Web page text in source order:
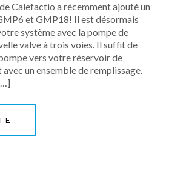
de Calefactio a récemment ajouté un
et GMP18! Il est désormais
système avec la pompe de
valve à trois voies. Il suffit de
vers votre réservoir de
un ensemble de remplissage.